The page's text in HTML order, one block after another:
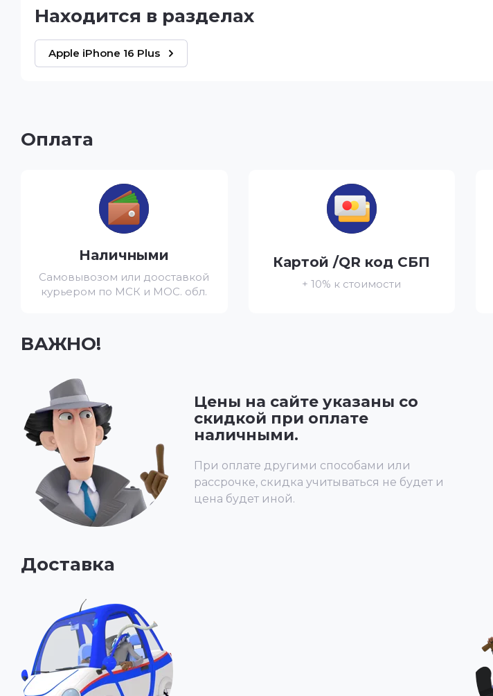
Находится в разделах
Apple iPhone 16 Plus
ВАЖНО!
Цены на сайте указаны со
скидкой при оплате
наличными.
При оплате другими способами или
рассрочке, скидка учитываться не будет и
цена будет иной.
Оплата
Наличными
Самовывозом или дооставкой
курьером по МСК и МОС. обл.
Картой /QR код СБП
+ 10% к стоимости
Доставка